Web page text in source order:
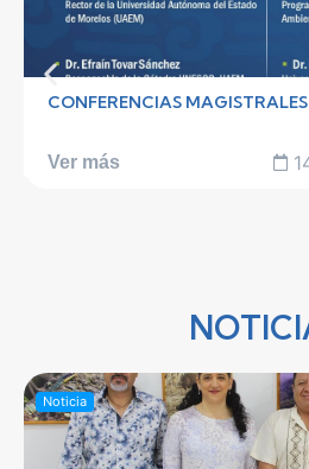
CONFERENCIAS MAGISTRALES
Ver más
Noticia